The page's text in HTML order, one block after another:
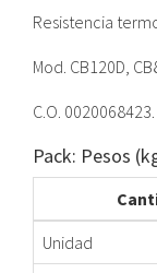
Resistencia
Mod. CB120D,
C.O. 0020068423.
Pack: Pesos
Unidad